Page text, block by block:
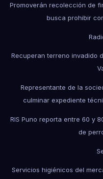
Promoverán recolección de
busca prohibir
Recuperan terreno invadido
Representante de la
culminar expediente
RIS Puno reporta entre 60 y
de
Servicios higiénicos del